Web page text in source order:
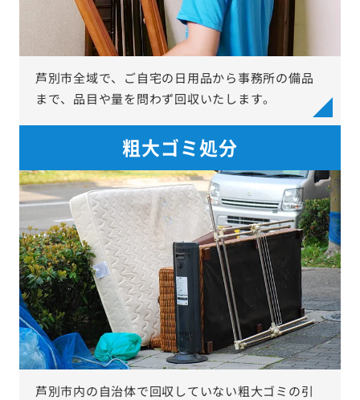
芦別市全域で、ご自宅の日用品から事務所の備品
まで、品目や量を問わず回収いたします。
粗大ゴミ処分
芦別市内の自治体で回収していない粗大ゴミの引